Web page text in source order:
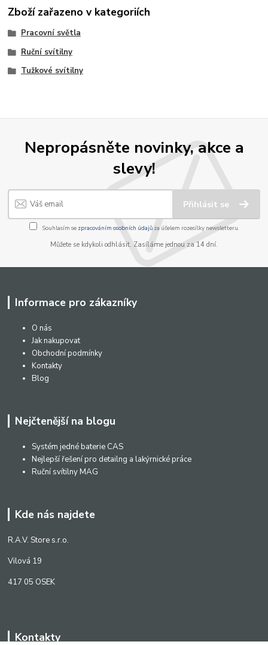
Zboží zařazeno v kategoriích
Pracovní světla
Ruční svítilny
Tužkové svítilny
Nepropásněte novinky, akce a
slevy!
Přihlásit se
Souhlasím se zpracováním osobních údajůza účelem rozesílky newsletteru.
Můžete se kdykoli odhlásit. Zasíláme jednou za 14 dní.
Informace pro zákazníky
O nás
Jak nakupovat
Obchodní podmínky
Kontakty
Blog
Nejčtenější na blogu
Systém jedné baterie CAS
Nejlepší řešení pro detailng a lakýrnické práce
Ruční svítilny MAG
Kde nás najdete
R.A.V. Store s.r.o.
Vilová 19
417 05 OSEK
Kontakty